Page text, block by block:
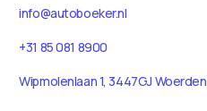
info@autoboeker.nl
+31 85 081 8900
Wipmolenlaan 1, 3447GJ Woerden